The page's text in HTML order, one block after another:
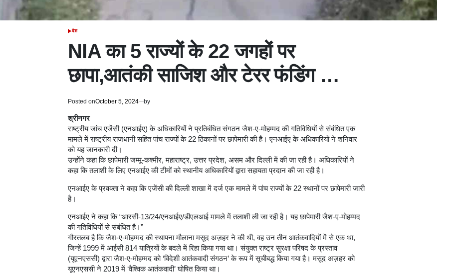
POSTED
देश
NIA का 5 राज्यों के 22 जगहों पर
छापा,आतंकी साजिश और टेरर फंडिंग …
Posted onOctober 5, 2024 by
श्रीनगर
राष्ट्रीय जांच एजेंसी (एनआईए) के अधिकारियों ने प्रतिबंधित संगठन जैश-ए-मोहम्मद की गतिविधियों से संबंधित एक
मामले में राष्ट्रीय राजधानी सहित पांच राज्यों के 22 ठिकानों पर छापेमारी की है। एनआईए के अधिकारियों ने शनिवार
को यह जानकारी दी।
उन्होंने कहा कि छापेमारी जम्मू-कश्मीर, महाराष्ट्र, उत्तर प्रदेश, असम और दिल्ली में की जा रही है। अधिकारियों ने
कहा कि तलाशी के लिए एनआईए की टीमों को स्थानीय अधिकारियों द्वारा सहायता प्रदान की जा रही है।
एनआईए के प्रवक्ता ने कहा कि एजेंसी की दिल्ली शाखा में दर्ज एक मामले में पांच राज्यों के 22 स्थानों पर छापेमारी जारी
है।
एनआईए ने कहा कि “आरसी-13/24/एनआईए/डीएलआई मामले में तलाशी ली जा रही है। यह छापेमारी जैश-ए-मोहम्मद
की गतिविधियों से संबंधित है।”
गौरतलब है कि जैश-ए-मोहम्मद की स्थापना मौलाना मसूद अज़हर ने की थी, वह उन तीन आतंकवादियों में से एक था,
जिन्हें 1999 में आईसी 814 यात्रियों के बदले में रिहा किया गया था। संयुक्त राष्ट्र सुरक्षा परिषद के प्रस्ताव
(यूएनएससी) द्वारा जैश-ए-मोहम्मद को ‘विदेशी आतंकवादी संगठन’ के रूप में सूचीबद्ध किया गया है। मसूद अज़हर को
यूएनएससी ने 2019 में ‘वैश्विक आतंकवादी’ घोषित किया था।